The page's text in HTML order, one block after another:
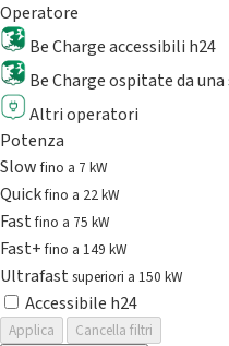
Operatore
Be Charge accessibili h24
Be Charge ospitate da
Altri operatori
Potenza
Slowfino a 7 kW
Quickfino a 22 kW
Fastfino a 75 kW
Fast+fino a 149 kW
Ultrafast superiori a 150 kW
Accessibile h24
Applica
Cancella filtri